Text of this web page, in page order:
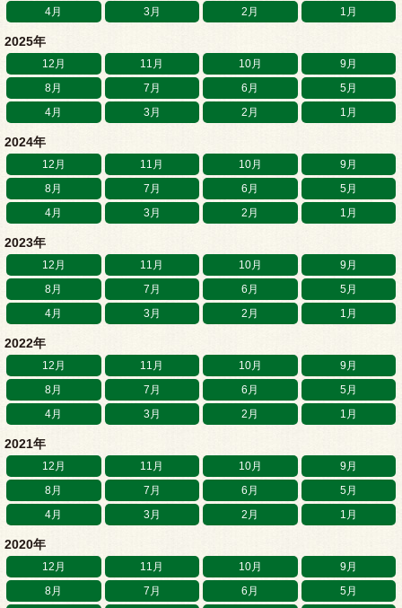
4月 3月 2月 1月
2025年
12月 11月 10月
9月
8月
7月 6月
5月
4月
3月 2月 1月
2024年
12月 11月 10月
9月
8月
7月 6月
5月
4月
3月 2月 1月
2023年
12月 11月 10月
9月
8月
7月 6月
5月
4月
3月 2月 1月
2022年
12月 11月 10月
9月
8月
7月 6月
5月
4月
3月 2月 1月
2021年
12月 11月 10月
9月
8月
7月 6月
5月
4月
3月 2月 1月
2020年
12月 11月 10月
9月
8月
7月 6月
5月